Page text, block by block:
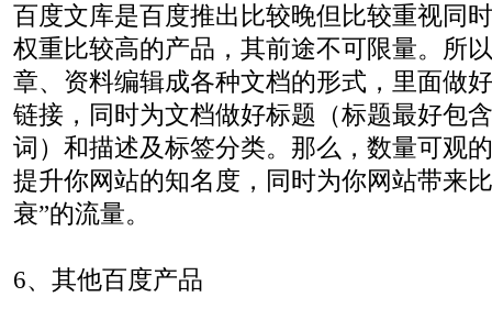
百度文库是百度推出比较晚但比较重视同
权重比较高的产品，其前途不可限量。所
章、资料编辑成各种文档的形式，里面做
链接，同时为文档做好标题（标题最好包
词）和描述及标签分类。那么，数量可观
提升你网站的知名度，同时为你网站带来
衰”的流量。
6、其他百度产品